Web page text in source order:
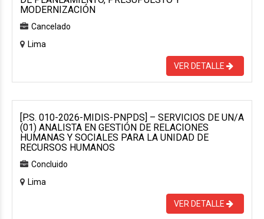
MODERNIZACIÓN
Cancelado
Lima
VER DETALLE
[P.S. 010-2026-MIDIS-PNPDS] – SERVICIOS DE UN/A
(01) ANALISTA EN GESTIÓN DE RELACIONES
HUMANAS Y SOCIALES PARA LA UNIDAD DE
RECURSOS HUMANOS
Concluido
Lima
VER DETALLE